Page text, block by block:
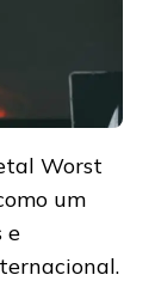
Worst
um
e